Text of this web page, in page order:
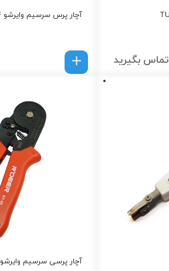
تماس بگیرید
آچار پرس سرسیم وایرشو DT8 6-4
آچار پرسی سرسیم وایرشو RDEER RT-6F